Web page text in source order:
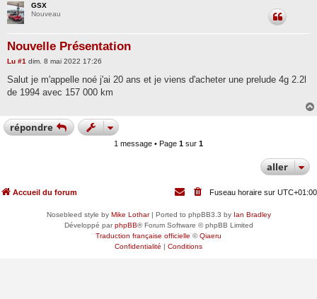
GSX
Nouveau
Nouvelle Présentation
Lu #1 M
s
a
dim. 8 mai 2022 17:26
Salut je m'appelle noé j'ai 20 ans et je viens d'acheter une prelude 4g 2.2l
de 1994 avec 157 000 km
répondre
1 message • Page 1 sur 1
aller
Accueil du forum Fuseau horaire sur UTC+01:00
Nosebleed style by Mike Lothar| Ported to phpBB3.3 by Ian Bradley
Développé parphpBB® Forum Software © phpBB Limited
Traduction française officielle ©Qiaeru
Confidentialité
Conditions